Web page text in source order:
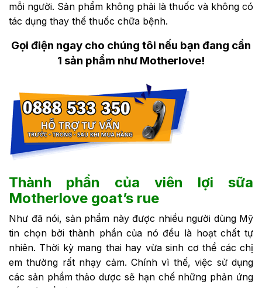
mỗi người. Sản phẩm không phải là thuốc và không có
tác dụng thay thế thuốc chữa bệnh.
Gọi điện ngay cho chúng tôi nếu bạn đang cần
1 sản phẩm như Motherlove!
Thành phần của viên lợi sữa
Motherlove goat’s rue
Như đã nói, sản phẩm này được nhiều người dùng Mỹ
tin chọn bởi thành phần của nó đều là hoạt chất tự
nhiên. Thời kỳ mang thai hay vừa sinh cơ thể các chị
em thường rất nhạy cảm. Chính vì thế, việc sử dụng
các sản phẩm thảo dược sẽ hạn chế những phản ứng